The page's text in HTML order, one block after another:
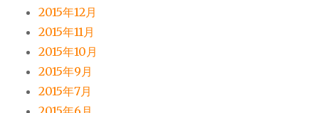
2015年12月
2015年11月
2015年10月
2015年9月
2015年7月